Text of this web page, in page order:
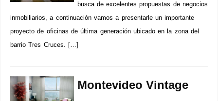
busca de excelentes propuestas de negocios
inmobiliarios, a continuación vamos a presentarle un importante
proyecto de oficinas de última generación ubicado en la zona del
barrio Tres Cruces. […]
Montevideo Vintage